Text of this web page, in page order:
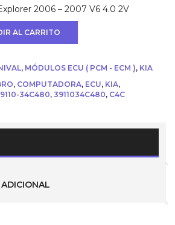
es:
USD
$ 700.
2006 – 2007 V6 4.0 2V
AL CARRITO
, MÓDULOS ECU ( PCM - ECM ), KIA
, COMPUTADORA, ECU, KIA,
34C480, 3911034C480, C4C